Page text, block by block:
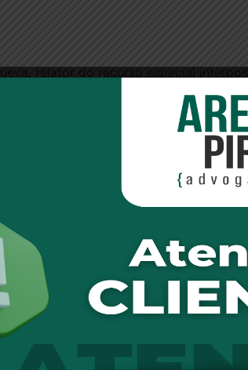
relator do recurso especial
de aplicação diferentes.
consumidor tenha realizado o
credor no exercício de seu direito de
no caso dos autos, o valor
do artigo 42 do CDC.
a jurisprudência do STJ no
se dá por meio judicial – mesmo sem
ser essa a hipótese dos autos,
já quitada, mesmo após a
litigância de má-fé em embargos à